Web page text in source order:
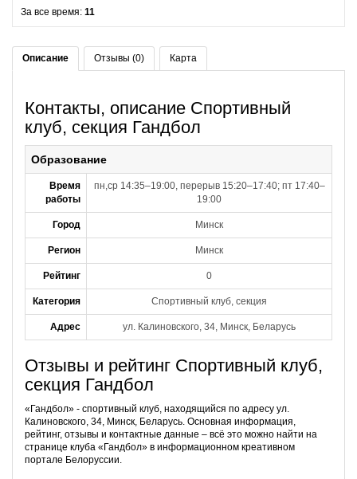
За все время: 11
Описание Отзывы (0) Карта
Контакты, описание Спортивный
клуб, секция Гандбол
Образование
Время
работы
пн,ср 14:35–19:00, перерыв 15:20–17:40; пт 17:40–
19:00
Город Минск
Регион Минск
Рейтинг 0
Категория Спортивный клуб, секция
Адрес ул. Калиновского, 34, Минск, Беларусь
Отзывы и рейтинг Спортивный клуб,
секция Гандбол
«Гандбол» - спортивный клуб, находящийся по адресу ул.
Калиновского, 34, Минск, Беларусь. Основная информация,
рейтинг, отзывы и контактные данные – всё это можно найти на
странице клуба «Гандбол» в информационном креативном
портале Белоруссии.